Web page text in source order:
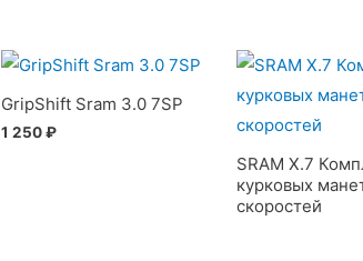
GripShift Sram 3.0 7SP
1 250₽
SRAM X.7
курковых
скоростей